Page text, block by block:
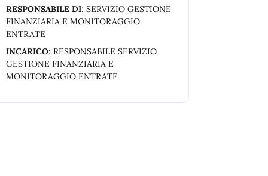
RESPONSABILE DI: SERVIZIO GESTIONE
FINANZIARIA E MONITORAGGIO
ENTRATE
INCARICO: RESPONSABILE SERVIZIO
GESTIONE FINANZIARIA E
MONITORAGGIO ENTRATE